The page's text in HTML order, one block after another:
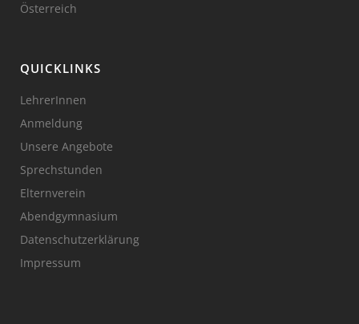
Österreich
QUICKLINKS
LehrerInnen
Anmeldung
Unsere Angebote
Sprechstunden
Elternverein
Abendgymnasium
Datenschutzerklärung
Impressum